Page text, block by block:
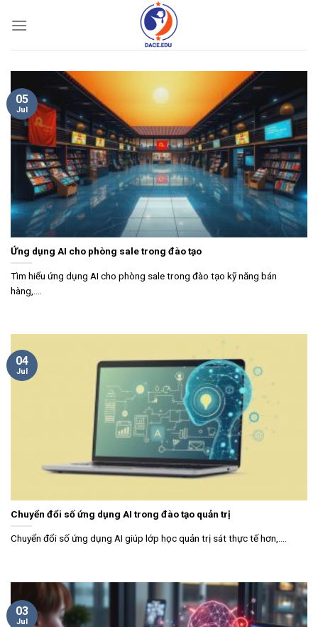
Ứng dụng AI cho phòng sale trong đào tạo
Tìm hiểu ứng dụng AI cho phòng sale trong đào tạo kỹ năng bán
hàng,....
05
Jul
Chuyển đổi số ứng dụng AI trong đào tạo quản trị
Chuyển đổi số ứng dụng AI giúp lớp học quản trị sát thực tế hơn,....
04
Jul
03
Jul